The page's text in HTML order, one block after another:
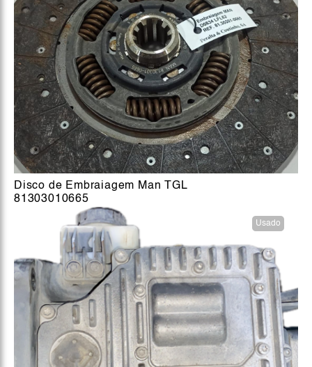
Disco de Embraiagem Man TGL
81303010665
Usado